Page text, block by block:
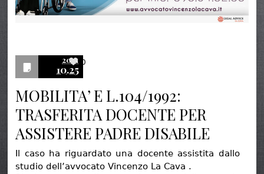
2021
10.25
0
MOBILITA’ E L.104/1992:
TRASFERITA DOCENTE PER
ASSISTERE PADRE DISABILE
Il caso ha riguardato una docente assistita dallo
studio dell’avvocato Vincenzo La Cava .